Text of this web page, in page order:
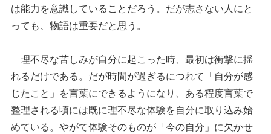
は能力を意識していることだろう。だが志さない人にと
っても、物語は重要だと思う。
理不尽な苦しみが自分に起こった時、最初は衝撃に揺
れるだけである。だが時間が過ぎるにつれて「自分が感
じたこと」を言葉にできるようになり、ある程度言葉で
整理される頃には既に理不尽な体験を自分に取り込み始
めている。やがて体験そのものが「今の自分」に欠かせ